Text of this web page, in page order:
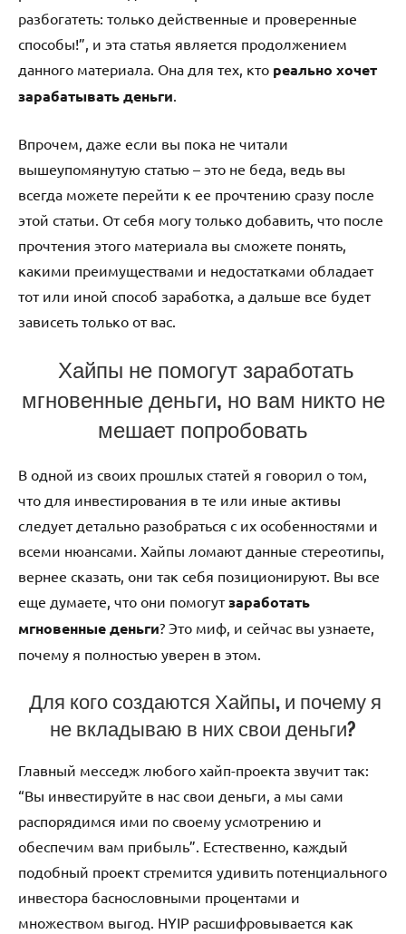
разбогатеть: только действенные и проверенные
способы!”, и эта статья является продолжением
данного материала. Она для тех, кто реально хочет
зарабатывать деньги
Впрочем, даже если вы пока не читали
вышеупомянутую статью – это не беда, ведь вы
всегда можете перейти к ее прочтению сразу после
этой статьи. От себя могу только добавить, что после
прочтения этого материала вы сможете понять,
какими преимуществами и недостатками обладает
тот или иной способ заработка, а дальше все будет
зависеть только от вас.
Хайпы не помогут заработать
мгновенные деньги, но вам никто не
мешает попробовать
В одной из своих прошлых статей я говорил о том,
что для инвестирования в те или иные активы
следует детально разобраться с их особенностями и
всеми нюансами. Хайпы ломают данные стереотипы,
вернее сказать, они так себя позиционируют. Вы все
еще думаете, что они помогутзаработать
мгновенные деньги? Это миф, и сейчас вы узнаете,
почему я полностью уверен в этом.
Для кого создаются Хайпы, и почему я
не вкладываю в них свои деньги?
Главный месседж любого хайп-проекта звучит так:
“Вы инвестируйте в нас свои деньги, а мы сами
распорядимся ими по своему усмотрению и
обеспечим вам прибыль”. Естественно, каждый
подобный проект стремится удивить потенциального
инвестора баснословными процентами и
множеством выгод. HYIP расшифровывается как